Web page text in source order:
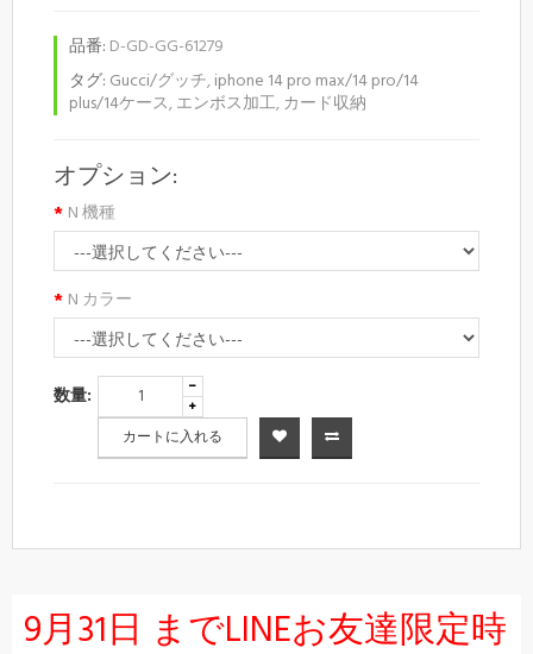
品番: D-GD-GG-61279
タグ: Gucci/グッチ,iphone 14 pro max/14 pro/14
plus/14ケース,エンボス加工,カード収納
オプション:
N 機種
N カラー
数量:
カートに入れる
9月31日 までLINEお友達限定時